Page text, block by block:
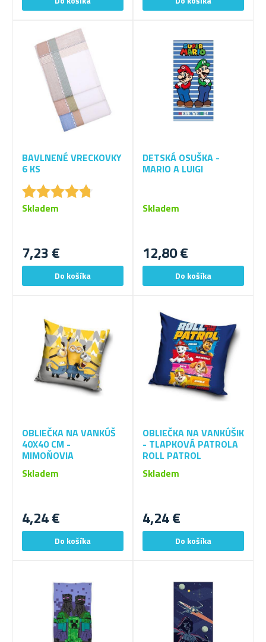
BAVLNENÉ VRECKOVKY
6 KS
★★★★★
★★★★★
7,23 €
Skladem
DETSKÁ OSUŠKA -
MARIO A LUIGI
12,80 €
Skladem
OBLIEČKA NA VANKÚŠ
40X40 CM -
MIMOŇOVIA
4,24 €
Skladem
OBLIEČKA NA VANKÚŠIK
- TLAPKOVÁ PATROLA
ROLL PATROL
4,24 €
Skladem